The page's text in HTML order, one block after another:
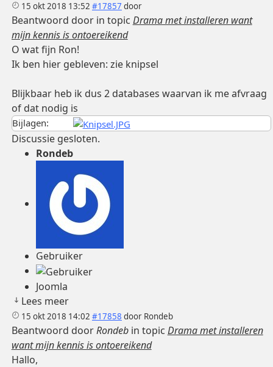
15 okt 2018 13:52 #17857 door
Beantwoord door in topic Drama met installeren want
mijn kennis is ontoereikend
O wat fijn Ron!
Ik ben hier gebleven: zie knipsel
Blijkbaar heb ik dus 2 databases waarvan ik me afvraag
of dat nodig is
Bijlagen:
Discussie gesloten.
Rondeb
Gebruiker
Joomla
Lees meer
15 okt 2018 14:02 #17858 door Rondeb
Beantwoord doorRondebin topic Drama met installeren
want mijn kennis is ontoereikend
Hallo,